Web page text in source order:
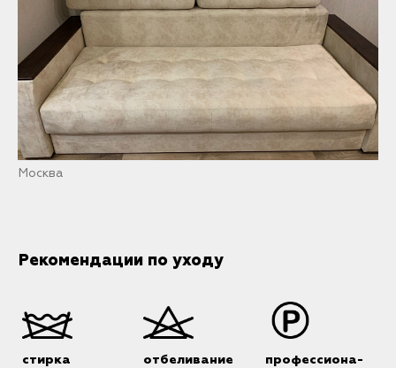
Москва
Рекомендации по уходу
стирка
отбеливание
профессиона-